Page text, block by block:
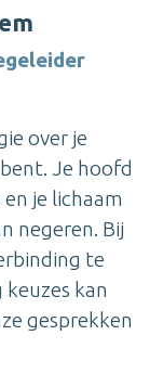
over je
Je hoofd
je lichaam
negeren. Bij
te
kan
gesprekken